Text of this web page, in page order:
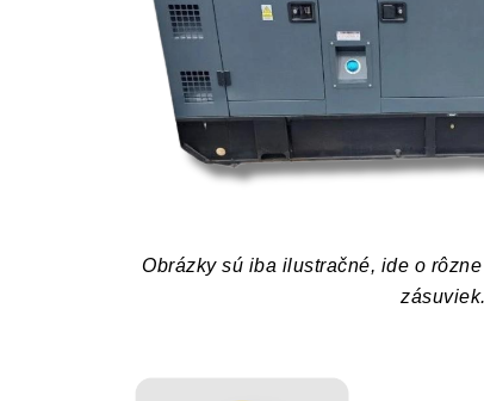
Obrázky sú iba ilustračné, ide o
zásuviek.